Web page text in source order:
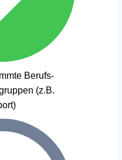
Berufs-
(z.B.